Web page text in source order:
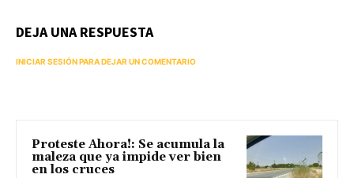
DEJA UNA RESPUESTA
INICIAR SESIÓN PARA DEJAR UN COMENTARIO
Proteste Ahora!: Se acumula la
maleza que ya impide ver bien
en los cruces